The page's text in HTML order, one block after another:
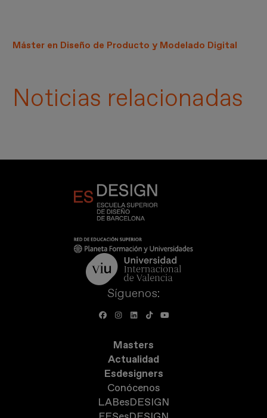
Máster en Diseño de Producto y Modelado Digital
Noticias relacionadas
Síguenos:
Masters
Actualidad
Esdesigners
Conócenos
LABesDESIGN